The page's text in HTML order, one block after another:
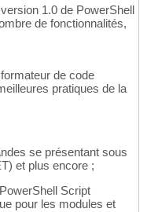
1.0 de PowerShell
de fonctionnalités,
de code
pratiques de la
se présentant sous
et plus encore ;
Script
pour les modules et